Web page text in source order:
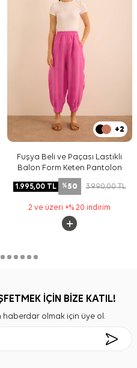
+2
Fuşya Beli ve Paçası Lastikli
Balon Form Keten Pantolon
1.995,00TL %50 3.990,00TL
2 ve üzeri +% 20 indirim
İÇİN BİZE KATIL!
haberdar olmak için üye ol.